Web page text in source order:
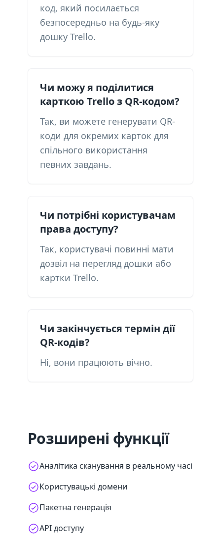
код, який посилається
безпосередньо на будь-яку
дошку Trello.
Чи можу я поділитися
карткою Trello з QR-кодом?
Так, ви можете генерувати QR-
коди для окремих карток для
спільного використання
певних завдань.
Чи потрібні користувачам
права доступу?
Так, користувачі повинні мати
дозвіл на перегляд дошки або
картки Trello.
Чи закінчується термін дії
QR-кодів?
Ні, вони працюють вічно.
Розширені функції
Аналітика сканування в реальному часі
Користувацькі домени
Пакетна генерація
API доступу